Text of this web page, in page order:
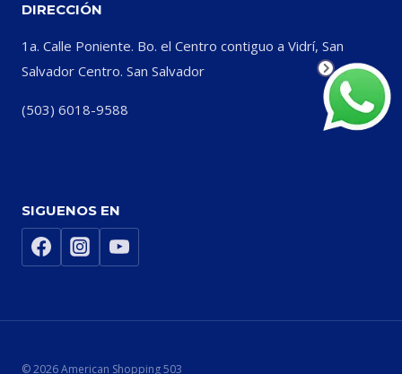
DIRECCIÓN
1a. Calle Poniente. Bo. el Centro contiguo a Vidrí, San
Salvador Centro. San Salvador
(503) 6018-9588
SIGUENOS EN
© 2026 American Shopping 503